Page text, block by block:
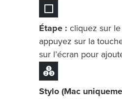
Étape : cliquez sur
appuyez sur la
sur l’écran pour
Stylo (Mac